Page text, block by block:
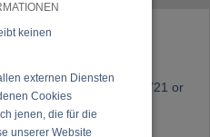
keinen
externen Diensten
Cookies
jenen, die für die
unserer Website
Mobiltel.: +43-664-1621721 or